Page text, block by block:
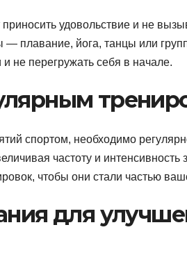
удовольствие и не
— плавание, йога, танцы или
не перегружать себя в начале.
спортом, необходимо
частоту и интенсивность
чтобы они стали частью
для